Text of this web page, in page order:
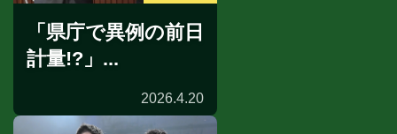
「県庁で異例の前日
計量!?」...
2026.4.20